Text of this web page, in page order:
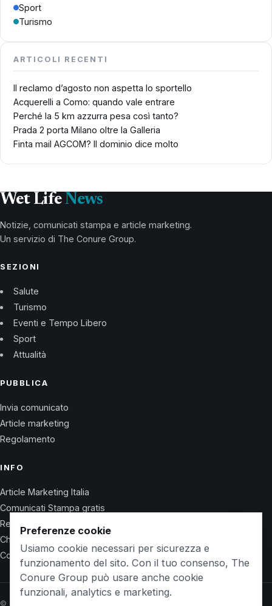
Sport
Turismo
ARTICOLI RECENTI
Il reclamo d’agosto non aspetta lo sportello
Acquerelli a Como: quando vale entrare
Perché la 5 km azzurra pesa così tanto?
Prada 2 porta Milano oltre la Galleria
Finta mail AGCOM? Il dominio dice molto
Wet Life News
Notizie, comunicati stampa e article marketing.
Un servizio di The Conure Group.
SEZIONI
Salute
Turismo
Eventi e Tempo Libero
Sport
Attualità
PUBBLICA
Invia comunicato
Article marketing
Regolamento
INFO
Article Marketing Italia
Comunicati Stampa gratis
Regolamento
Chi Siamo
Contatti
© 2026 Wet Life News · The Conure Group
Preferenze cookie
Usiamo cookie necessari per sicurezza e
funzionamento del sito. Con il tuo consenso, The
Conure Group può usare anche cookie
funzionali, analytics e marketing.